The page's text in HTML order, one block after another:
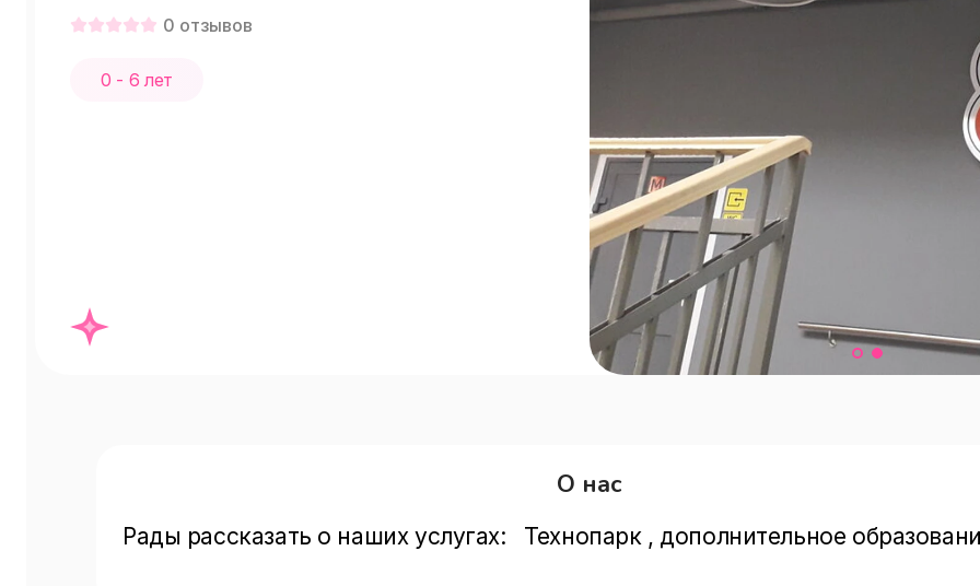
0 отзывов
0 - 6 лет
О нас
Рады рассказать о наших услугах:   Технопарк , дополнительное